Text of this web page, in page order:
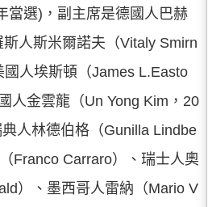
當選)，副主席是德國人巴赫
斯人斯米爾諾夫（Vitaly Smirn
人埃斯頓（James L.Easto
人金雲龍（Un Yong Kim，20
人林德伯格（Gunilla Lindbe
Franco Carraro）、瑞士人奧
）、墨西哥人雷納（Mario V